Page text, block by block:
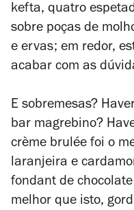
kefta, quatro
sobre poças de
e ervas; em redor,
acabar com as
E sobremesas?
bar magrebino?
crème brulée foi o
laranjeira e
fondant de
melhor que isto,